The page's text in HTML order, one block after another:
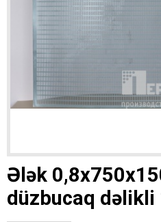
Ələk
düzbucaq dəlikli